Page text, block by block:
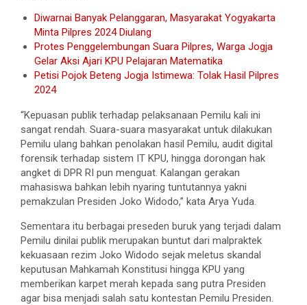
Diwarnai Banyak Pelanggaran, Masyarakat Yogyakarta
Minta Pilpres 2024 Diulang
Protes Penggelembungan Suara Pilpres, Warga Jogja
Gelar Aksi Ajari KPU Pelajaran Matematika
Petisi Pojok Beteng Jogja Istimewa: Tolak Hasil Pilpres
2024
“Kepuasan publik terhadap pelaksanaan Pemilu kali ini
sangat rendah. Suara-suara masyarakat untuk dilakukan
Pemilu ulang bahkan penolakan hasil Pemilu, audit digital
forensik terhadap sistem IT KPU, hingga dorongan hak
angket di DPR RI pun menguat. Kalangan gerakan
mahasiswa bahkan lebih nyaring tuntutannya yakni
pemakzulan Presiden Joko Widodo,” kata Arya Yuda.
Sementara itu berbagai preseden buruk yang terjadi dalam
Pemilu dinilai publik merupakan buntut dari malpraktek
kekuasaan rezim Joko Widodo sejak meletus skandal
keputusan Mahkamah Konstitusi hingga KPU yang
memberikan karpet merah kepada sang putra Presiden
agar bisa menjadi salah satu kontestan Pemilu Presiden.